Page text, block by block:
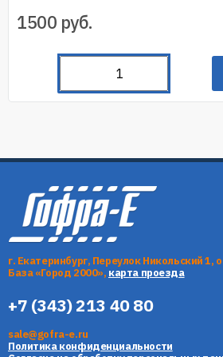
1500 руб.
г. Екатеринбург, Переулок Никольский 1,
База «Город 2000», карта проезда
+7 (343) 213 40 80
sale@gofra-e.ru
Политика конфиденциальности